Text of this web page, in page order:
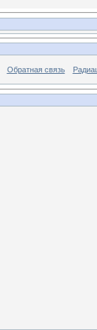
Обратная связь